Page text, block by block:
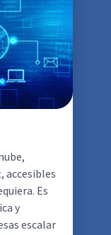
accesibles
Es
y
escalar